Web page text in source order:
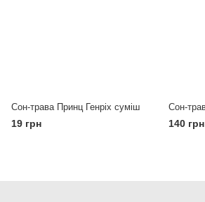
Сон-трава Принц Генріх суміш
19 грн
Сон-
140 грн